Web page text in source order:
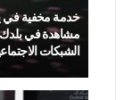
خدمة مخفية في
مشاهدة في بلدك
الشبكات